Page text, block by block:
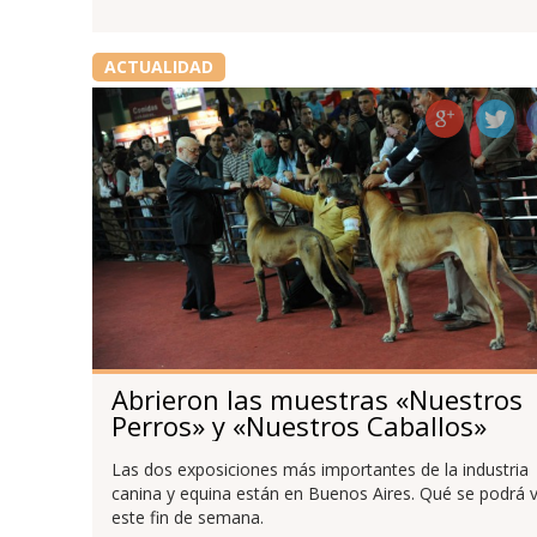
ACTUALIDAD
Abrieron las muestras «Nuestros
Perros» y «Nuestros Caballos»
Las dos exposiciones más importantes de la industria
canina y equina están en Buenos Aires. Qué se podrá
este fin de semana.